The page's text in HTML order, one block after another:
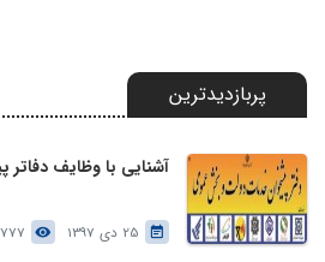
پربازدیدترین
آشنایی با وظایف
25 دی 1397